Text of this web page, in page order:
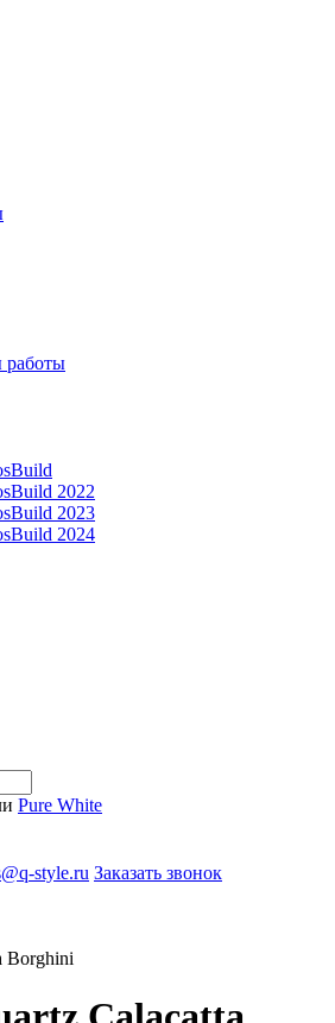
работы
2022
2023
2024
Pure White
style.ru Заказать звонок
Borghini